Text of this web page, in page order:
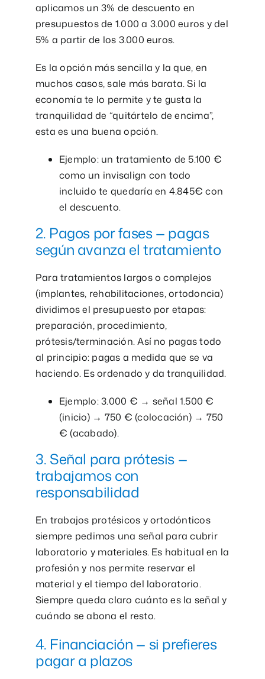
aplicamos un 3% de descuento en
presupuestos de 1.000 a 3.000 euros y del
5% a partir de los 3.000 euros.
Es la opción más sencilla y la que, en
muchos casos, sale más barata. Si la
economía te lo permite y te gusta la
tranquilidad de “quitártelo de encima”,
esta es una buena opción.
Ejemplo: un tratamiento de 5.100 €
como un invisalign con todo
incluido te quedaría en 4.845€ con
el descuento.
2. Pagos por fases — pagas
según avanza el tratamiento
Para tratamientos largos o complejos
(implantes, rehabilitaciones, ortodoncia)
dividimos el presupuesto por etapas:
preparación, procedimiento,
prótesis/terminación. Así no pagas todo
al principio: pagas a medida que se va
haciendo. Es ordenado y da tranquilidad.
Ejemplo: 3.000 € → señal 1.500 €
(inicio) → 750 € (colocación) → 750
€ (acabado).
3. Señal para prótesis —
trabajamos con
responsabilidad
En trabajos protésicos y ortodónticos
siempre pedimos una señal para cubrir
laboratorio y materiales. Es habitual en la
profesión y nos permite reservar el
material y el tiempo del laboratorio.
Siempre queda claro cuánto es la señal y
cuándo se abona el resto.
4. Financiación — si prefieres
pagar a plazos